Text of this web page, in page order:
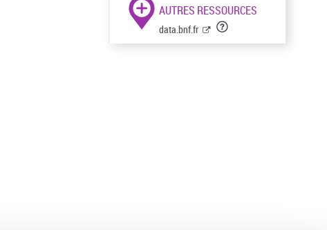
AUTRES RESSOURCES
data.bnf.fr